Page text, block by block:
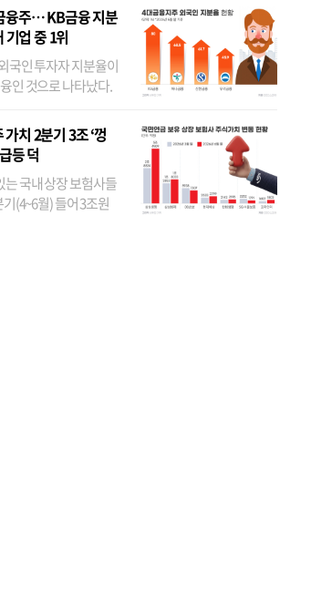
융주… KB금융 지분
업 중 1위
국인 투자자 지분율이
인 것으로 나타났다.
지난달 말 기준 해외
치 2분기 3조 ‘껑
등 덕
국내 상장 보험사들
(4~6월) 들어 3조원